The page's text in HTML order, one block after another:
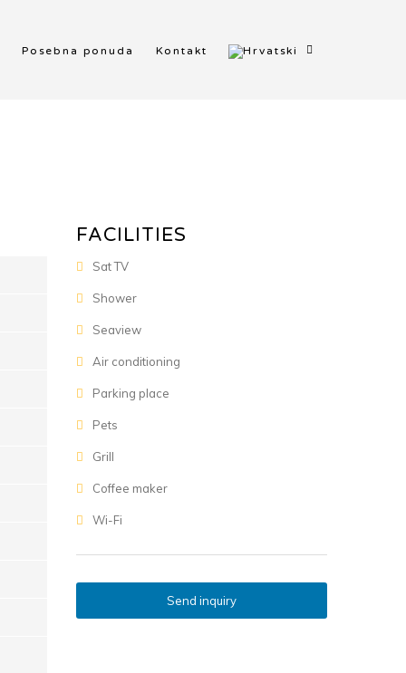
Posebna ponuda Kontakt
FACILITIES
Sat TV
Shower
Seaview
Air conditioning
Parking place
Pets
Grill
Coffee maker
Wi-Fi
Send inquiry